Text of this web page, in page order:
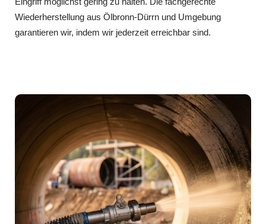
Wiederherstellung aus Ölbronn-Dürrn und Umgebung
garantieren wir, indem wir jederzeit erreichbar sind.